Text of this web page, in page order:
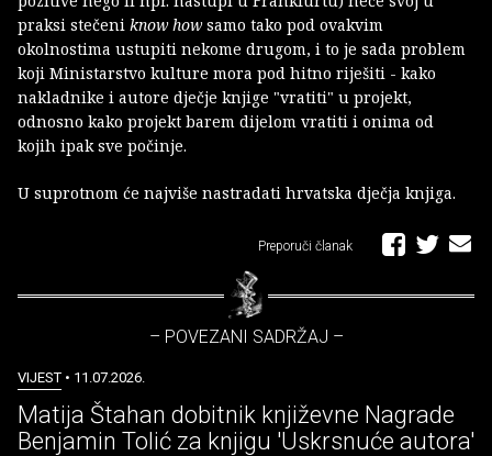
praksi stečeni know howsamo tako pod ovakvim
okolnostima ustupiti nekome drugom, i to je sada problem
koji Ministarstvo kulture mora pod hitno riješiti - kako
nakladnike i autore dječje knjige "vratiti" u projekt,
odnosno kako projekt barem dijelom vratiti i onima od
kojih ipak sve počinje.
U suprotnom će najviše nastradati hrvatska dječja knjiga.
Preporuči članak
– POVEZANI SADRŽAJ –
VIJEST • 11.07.2026.
Matija Štahan dobitnik književne Nagrade
Benjamin Tolić za knjigu 'Uskrsnuće autora'